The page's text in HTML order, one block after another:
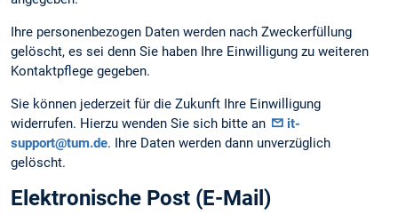
Ihre personenbezogen Daten werden nach Zweckerfüllung
gelöscht, es sei denn Sie haben Ihre Einwilligung zu weiteren
Kontaktpflege gegeben.
Sie können jederzeit für die Zukunft Ihre Einwilligung
widerrufen. Hierzu wenden Sie sich bitte an
it-
support@tum.de. Ihre Daten werden dann unverzüglich
gelöscht.
Elektronische Post (E-Mail)